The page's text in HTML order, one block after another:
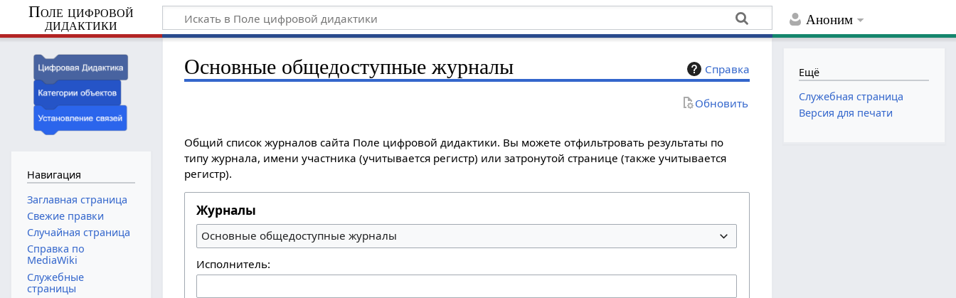
Аноним
Поле цифровой
дидактики
Справка
Основные общедоступные журналы
Обновить
Общий список журналов сайта Поле цифровой дидактики. Вы можете отфильтровать результаты по
типу журнала, имени участника (учитывается регистр) или затронутой странице (также учитывается
регистр).
Журналы
Основные общедоступные журналы
Исполнитель:
Навигация
Заглавная страница
Свежие правки
Случайная страница
Справка по
MediaWiki
Служебные
страницы
Ещё
Служебная страница
Версия для печати